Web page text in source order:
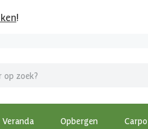
!
Opbergen